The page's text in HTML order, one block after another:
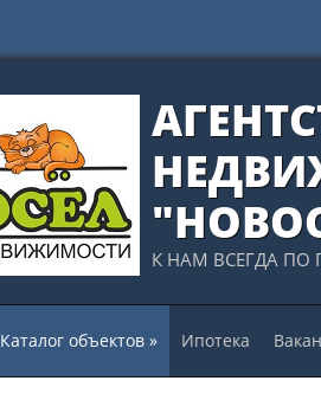
К НАМ ВСЕГДА ПО
Каталог объектов » Ипотека